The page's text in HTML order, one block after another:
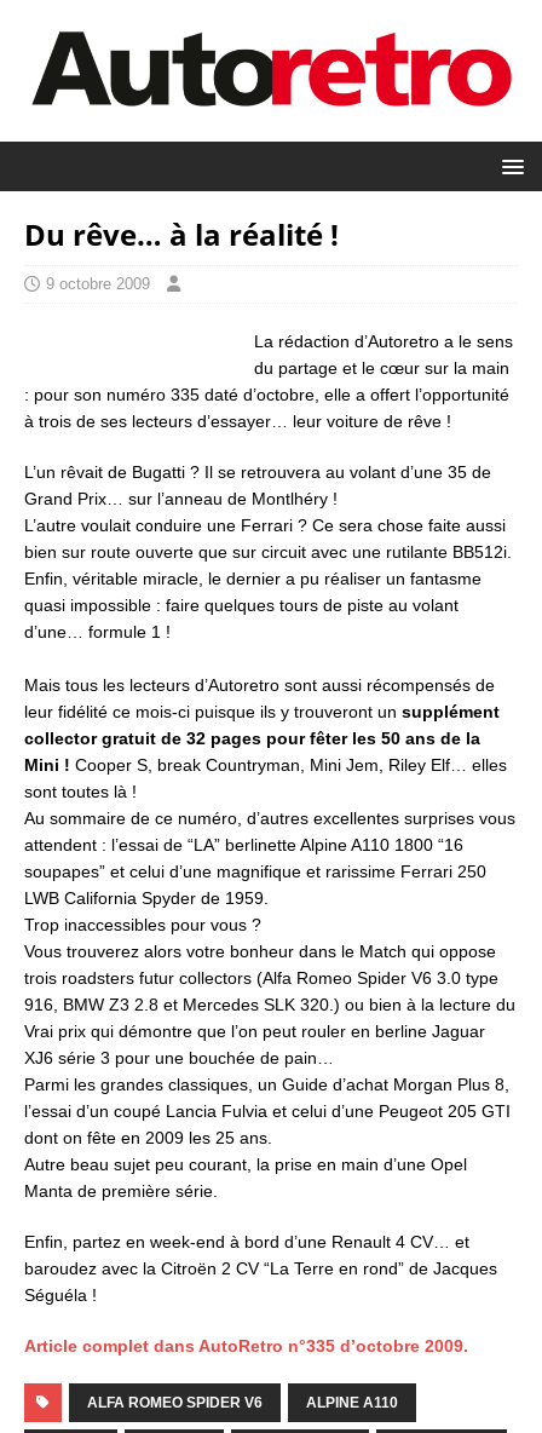
Du rêve… à la réalité !
9 octobre 2009
La rédaction d’Autoretro a le sens
du partage et le cœur sur la main
: pour son numéro 335 daté d’octobre, elle a offert l’opportunité
à trois de ses lecteurs d’essayer… leur voiture de rêve !
L’un rêvait de Bugatti ? Il se retrouvera au volant d’une 35 de
Grand Prix… sur l’anneau de Montlhéry !
L’autre voulait conduire une Ferrari ? Ce sera chose faite aussi
bien sur route ouverte que sur circuit avec une rutilante BB512i.
Enfin, véritable miracle, le dernier a pu réaliser un fantasme
quasi impossible : faire quelques tours de piste au volant
d’une… formule 1 !
Mais tous les lecteurs d’Autoretro sont aussi récompensés de
leur fidélité ce mois-ci puisque ils y trouveront un supplément
collector gratuit de 32 pages pour fêter les 50 ans de la
Mini ! Cooper S, break Countryman, Mini Jem, Riley Elf… elles
sont toutes là !
Au sommaire de ce numéro, d’autres excellentes surprises vous
attendent : l’essai de “LA” berlinette Alpine A110 1800 “16
soupapes” et celui d’une magnifique et rarissime Ferrari 250
LWB California Spyder de 1959.
Trop inaccessibles pour vous ?
Vous trouverez alors votre bonheur dans le Match qui oppose
trois roadsters futur collectors (Alfa Romeo Spider V6 3.0 type
916, BMW Z3 2.8 et Mercedes SLK 320.) ou bien à la lecture du
Vrai prix qui démontre que l’on peut rouler en berline Jaguar
XJ6 série 3 pour une bouchée de pain…
Parmi les grandes classiques, un Guide d’achat Morgan Plus 8,
l’essai d’un coupé Lancia Fulvia et celui d’une Peugeot 205 GTI
dont on fête en 2009 les 25 ans.
Autre beau sujet peu courant, la prise en main d’une Opel
Manta de première série.
Enfin, partez en week-end à bord d’une Renault 4 CV… et
baroudez avec la Citroën 2 CV “La Terre en rond” de Jacques
Séguéla !
Article complet dans AutoRetro n°335 d’octobre 2009.
ALFA ROMEO SPIDER V6 ALPINE A110